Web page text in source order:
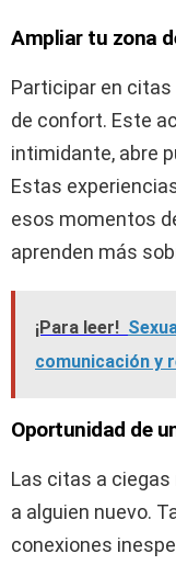
Ampliar tu zona
Participar en
de confort. Este
intimidante, abre
Estas
esos momentos
aprenden más
¡Para leer!
comunicación y
Oportunidad de
Las citas a
a alguien nuevo.
conexiones